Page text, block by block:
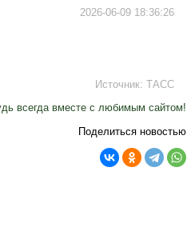
2026-06-09 18:36:26
Источник: ТАСС
всегда вместе с любимым сайтом!
Поделиться новостью